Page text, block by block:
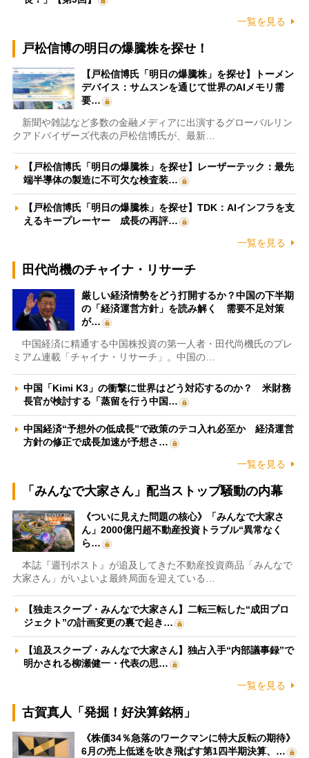
一覧を見る
戸松信博の明日の爆騰株を探せ！
【戸松信博氏「明日の爆騰株」を探せ】トーメン
デバイス：サムスンを通じて世界のAIメモリ需
要…
新聞や雑誌など多数の金融メディアに出演するグローバルリン
クアドバイザーズ代表の戸松信博氏が、最新…
【戸松信博氏「明日の爆騰株」を探せ】レーザーテック：最先
端半導体の製造に不可欠な検査装…
【戸松信博氏「明日の爆騰株」を探せ】TDK：AIインフラを支
えるキープレーヤー 成長の再評…
一覧を見る
田代尚機のチャイナ・リサーチ
厳しい経済情勢をどう打開するか？中国の下半期
の「経済運営方針」を読み解く 需要不足対策
が…
中国経済に精通する中国株投資の第一人者・田代尚機氏のプレ
ミアム連載「チャイナ・リサーチ」。中国の…
中国「Kimi K3」の衝撃に世界はどう対応するのか？ 米財務
長官が検討する「蒸留を行う中国…
中国経済“予想外の低成長”で政策のテコ入れ必至か 経済運営
方針の修正で成長加速が予想さ…
一覧を見る
「みんなで大家さん」配当ストップ騒動の内幕
《ついに見えた問題の核心》「みんなで大家さ
ん」2000億円超不動産投資トラブル“異常なく
ら…
本誌『週刊ポスト』が追及してきた不動産投資商品「みんなで
大家さん」がいよいよ最終局面を迎えている…
【独走スクープ・みんなで大家さん】二転三転した“成田プロ
ジェクト”の計画変更の裏で起き…
【追及スクープ・みんなで大家さん】独占入手“内部議事録”で
明かされる柳瀬健一・代表の思…
一覧を見る
古賀真人「発掘！好決算銘柄」
《株価34％急落のワークマンに特大反転の期待》
6月の売上低迷を吹き飛ばす第1四半期決算、…